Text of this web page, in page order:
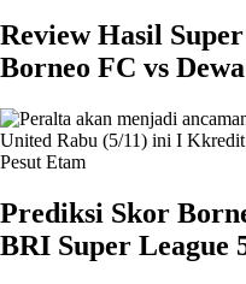
Review Hasil
Borneo FC vs
Pesut Etam
Prediksi Skor
BRI Super League